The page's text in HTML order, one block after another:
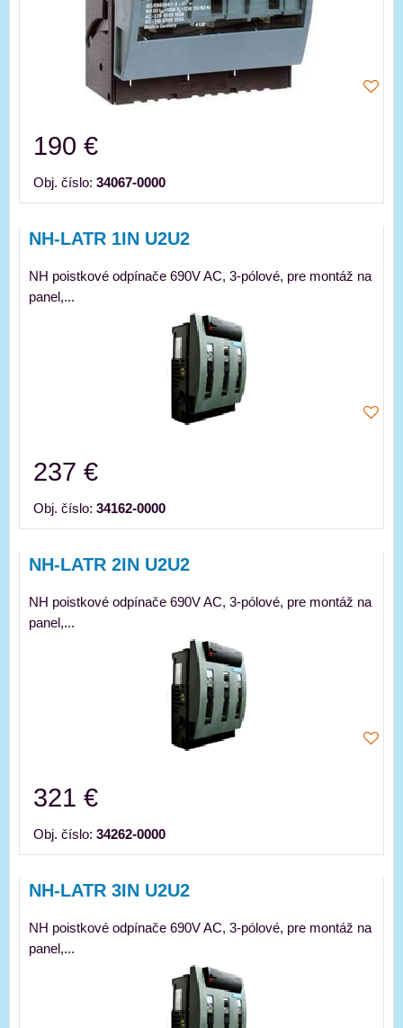
190 €
Obj. číslo: 34067-0000
NH-LATR 1IN U2U2
NH poistkové odpínače 690V AC, 3-pólové, pre montáž na
panel,...
237 €
Obj. číslo: 34162-0000
NH-LATR 2IN U2U2
NH poistkové odpínače 690V AC, 3-pólové, pre montáž na
panel,...
321 €
Obj. číslo: 34262-0000
NH-LATR 3IN U2U2
NH poistkové odpínače 690V AC, 3-pólové, pre montáž na
panel,...